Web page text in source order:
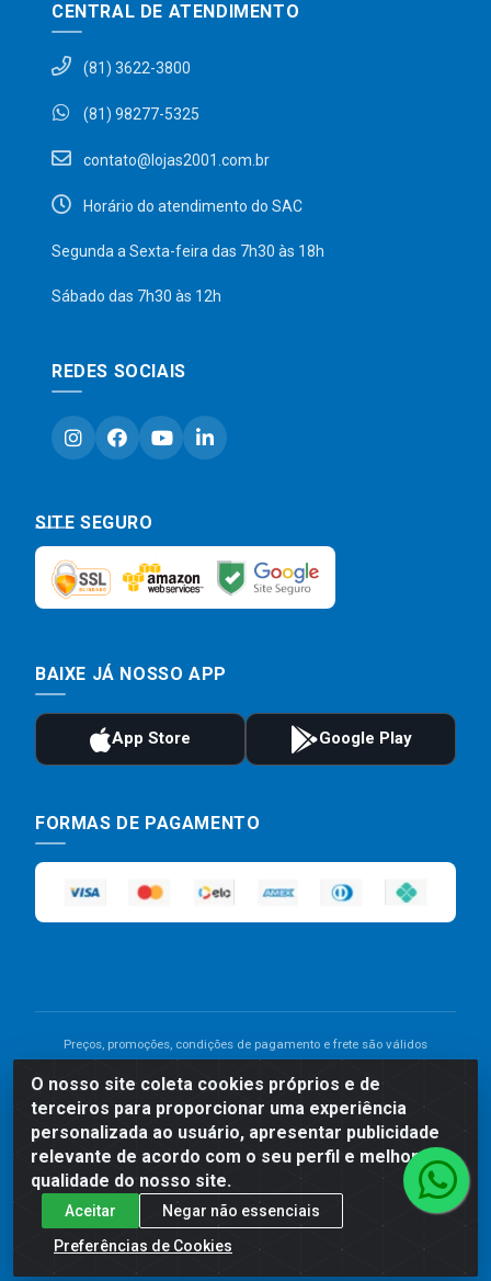
O nosso site coleta cookies próprios e de
terceiros para proporcionar uma experiência
personalizada ao usuário, apresentar publicidade
relevante de acordo com o seu perfil e melhorar a
qualidade do nosso site.
Aceitar
Negar não essenciais
Preferências de Cookies
CENTRAL DE ATENDIMENTO
(81) 3622-3800
(81) 98277-5325
contato@lojas2001.com.br
Horário do atendimento do SAC
Segunda a Sexta-feira das 7h30 às 18h
Sábado das 7h30 às 12h
REDES SOCIAIS
SITE SEGURO
BAIXE JÁ NOSSO APP
FORMAS DE PAGAMENTO
Preços, promoções, condições de pagamento e frete são válidos
divergência de preço de um produto, será válido o preço que for
exibido no carrinho de compras do site no momento do pagamento.
As vendas estão sujeitas a análise e disponibilidade do estoque.
Imagens de produtos meramente ilustrativas.
Comercial de Construção 2001 LTDA - Av. Congresso
Eucarístico, 1179 - São José, Carpina - PE - CEP: 55811-
000 - 70.220.389/0001-66